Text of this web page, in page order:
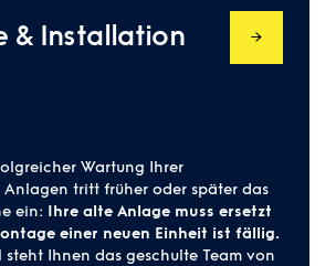
& Installation
Wartung Ihrer
tritt früher oder später das
ein: Ihre alte Anlage muss ersetzt
einer neuen Einheit ist fällig.
steht Ihnen das geschulte Team von